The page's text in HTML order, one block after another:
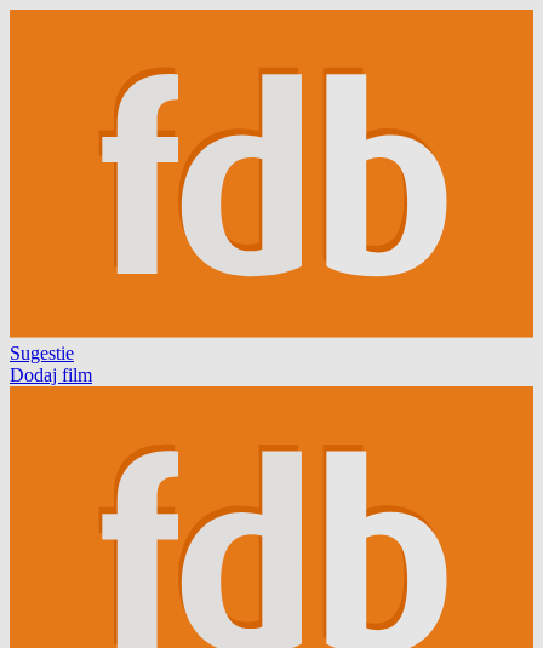
Sugestie
Dodaj film